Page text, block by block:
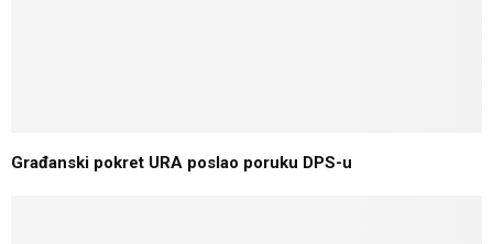
Građanski pokret URA poslao poruku DPS-u